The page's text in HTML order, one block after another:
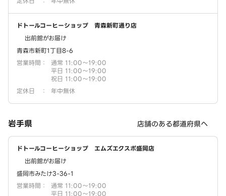
ドトールコーヒーショップ 青森新町通り店
出前館がお届け
青森市新町1丁目8-6
営業時間 ：
通常 11:00～19:00
平日 11:00～19:00
祝日 11:00～19:00
定休日
： 年中無休
岩手県 店舗のある都道府県へ
ドトールコーヒーショップ エムズエクスポ盛岡店
出前館がお届け
盛岡市みたけ3-36-1
営業時間 ：
通常 11:00～19:00
平日 11:00～19:00